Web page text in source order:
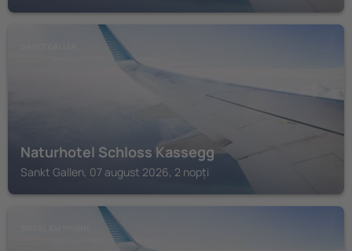
Naturhotel Schloss Kassegg
Sankt Gallen, 07 august 2026, 2 nopți